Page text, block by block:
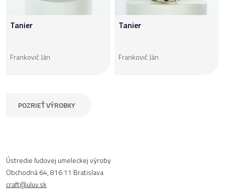
Tanier
Frankovič Ján
Tanier
Frankovič Ján
POZRIEŤ VÝROBKY
Ústredie ľudovej umeleckej výroby
Obchodná 64, 816 11 Bratislava
craft@uluv.sk